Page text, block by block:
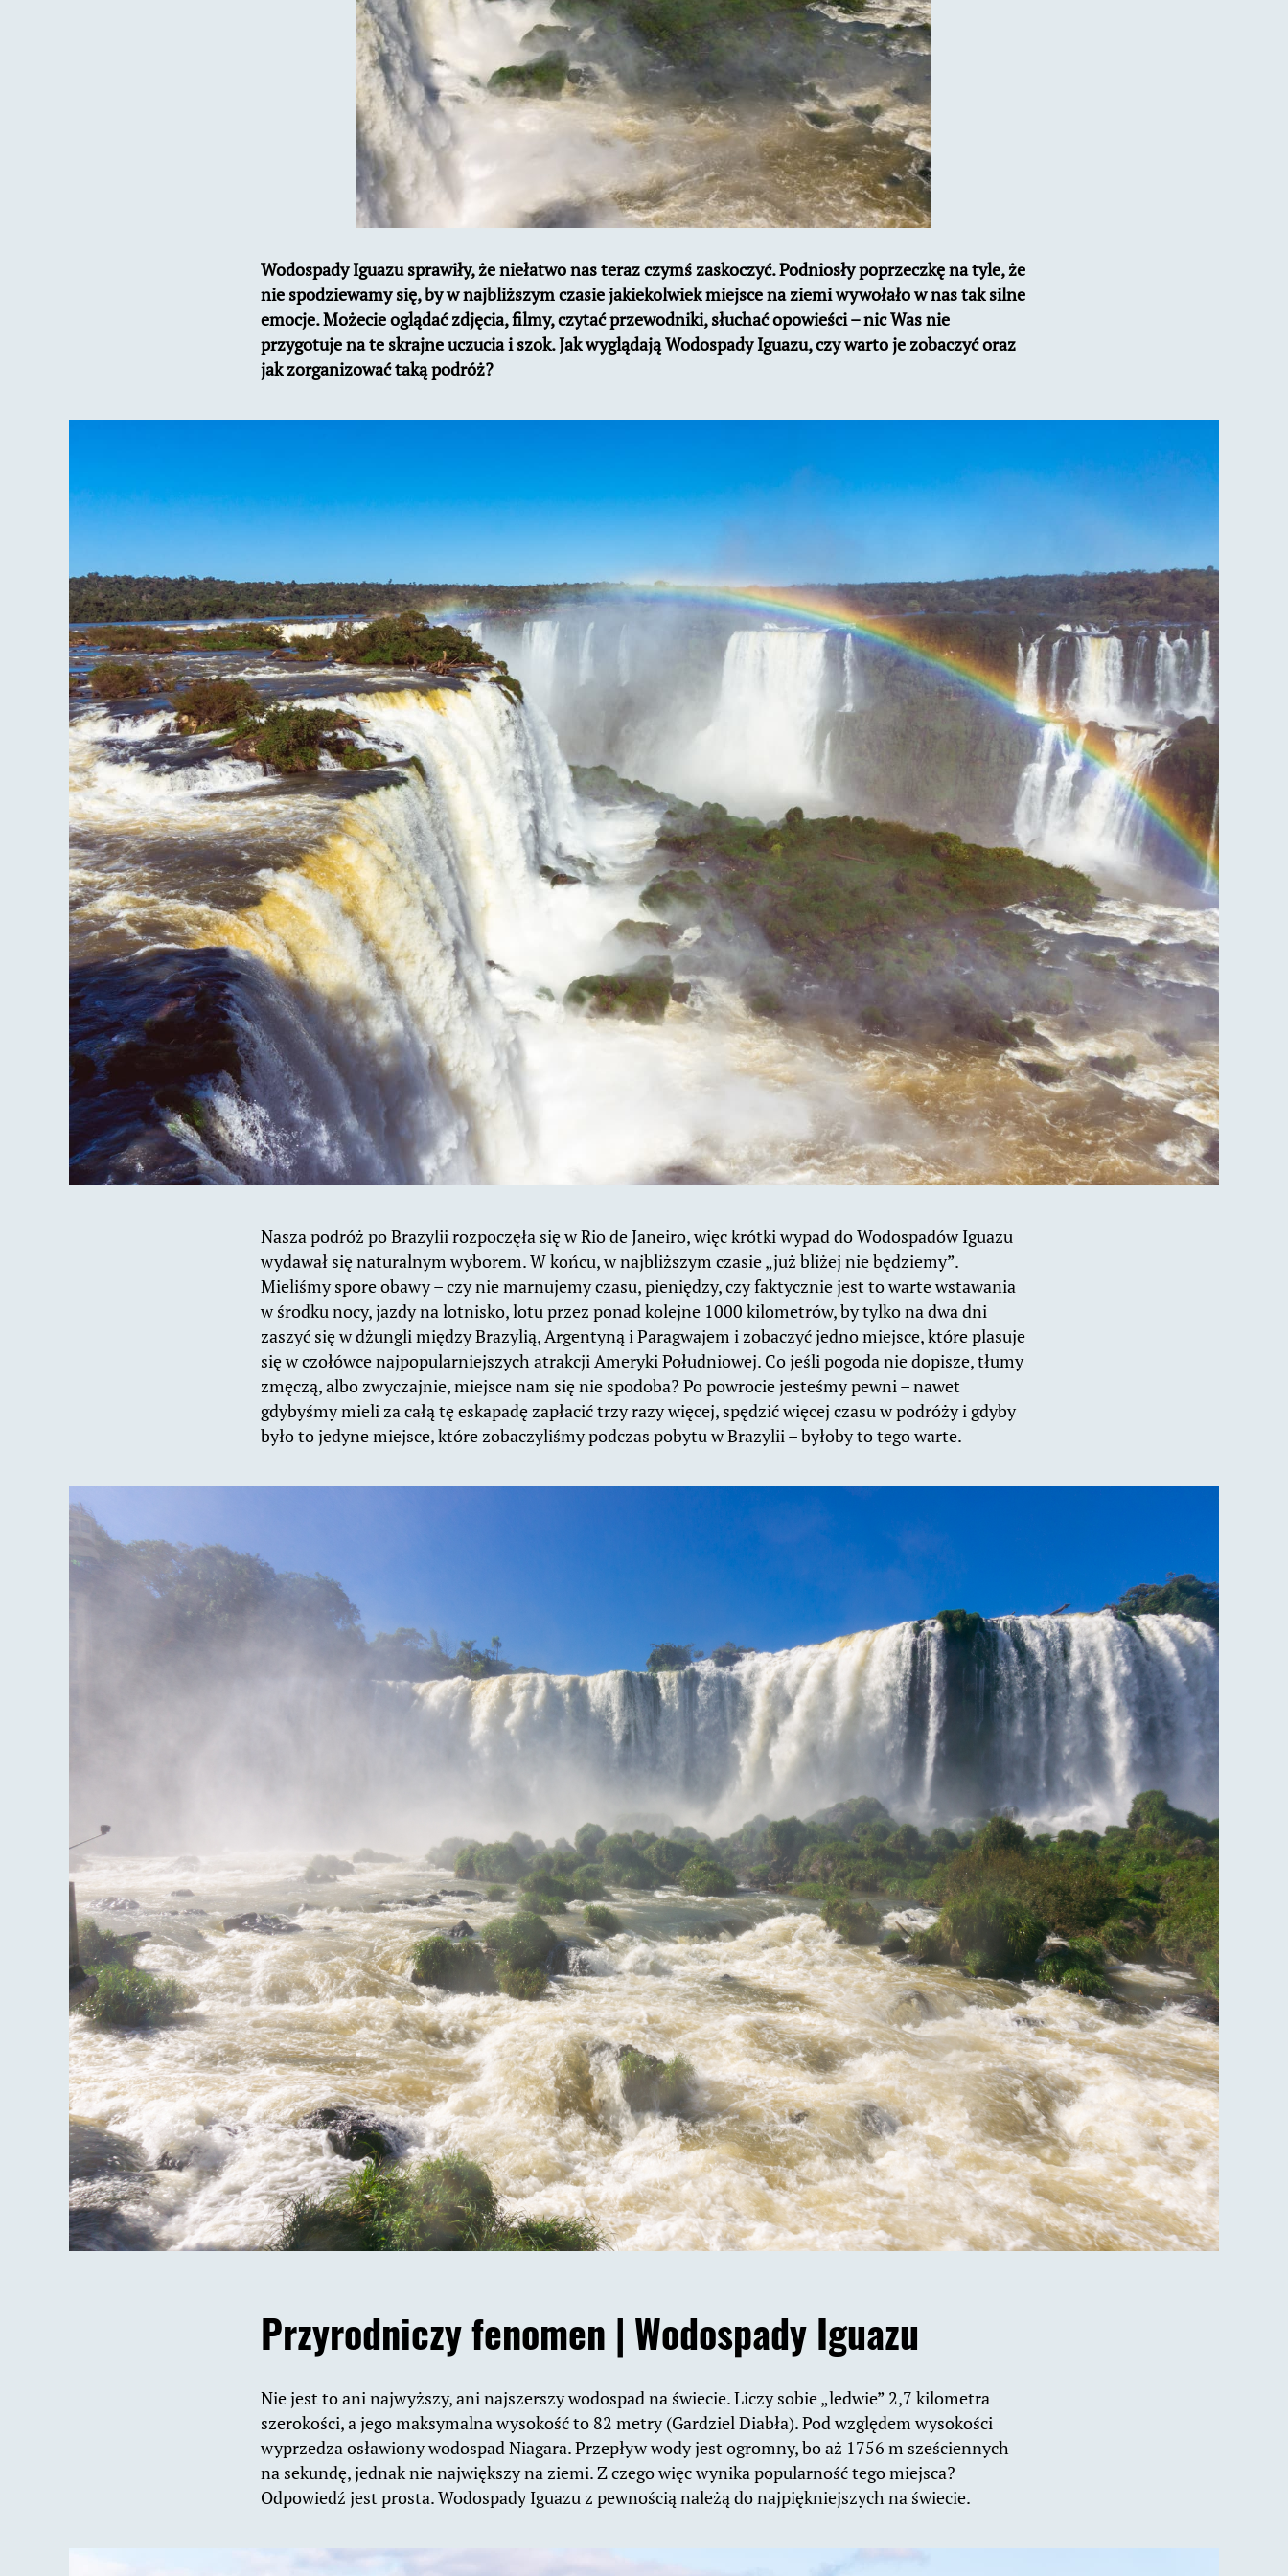
Wodospady Iguazu sprawiły, że niełatwo nas teraz czymś zaskoczyć. Podniosły poprzeczkę na tyle, że
nie spodziewamy się, by w najbliższym czasie jakiekolwiek miejsce na ziemi wywołało w nas tak silne
emocje. Możecie oglądać zdjęcia, filmy, czytać przewodniki, słuchać opowieści – nic Was nie
przygotuje na te skrajne uczucia i szok. Jak wyglądają Wodospady Iguazu, czy warto je zobaczyć oraz
jak zorganizować taką podróż?
Nasza podróż po Brazylii rozpoczęła się w Rio de Janeiro, więc krótki wypad do Wodospadów Iguazu
wydawał się naturalnym wyborem. W końcu, w najbliższym czasie „już bliżej nie będziemy”.
Mieliśmy spore obawy – czy nie marnujemy czasu, pieniędzy, czy faktycznie jest to warte wstawania
w środku nocy, jazdy na lotnisko, lotu przez ponad kolejne 1000 kilometrów, by tylko na dwa dni
zaszyć się w dżungli między Brazylią, Argentyną i Paragwajem i zobaczyć jedno miejsce, które plasuje
się w czołówce najpopularniejszych atrakcji Ameryki Południowej. Co jeśli pogoda nie dopisze, tłumy
zmęczą, albo zwyczajnie, miejsce nam się nie spodoba? Po powrocie jesteśmy pewni – nawet
gdybyśmy mieli za całą tę eskapadę zapłacić trzy razy więcej, spędzić więcej czasu w podróży i gdyby
było to jedyne miejsce, które zobaczyliśmy podczas pobytu w Brazylii – byłoby to tego warte.
Przyrodniczy fenomen | Wodospady Iguazu
Nie jest to ani najwyższy, ani najszerszy wodospad na świecie. Liczy sobie „ledwie” 2,7 kilometra
szerokości, a jego maksymalna wysokość to 82 metry (Gardziel Diabła). Pod względem wysokości
wyprzedza osławiony wodospad Niagara. Przepływ wody jest ogromny, bo aż 1756 m sześciennych
na sekundę, jednak nie największy na ziemi. Z czego więc wynika popularność tego miejsca?
Odpowiedź jest prosta. Wodospady Iguazu z pewnością należą do najpiękniejszych na świecie.